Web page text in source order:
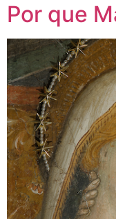
Por que